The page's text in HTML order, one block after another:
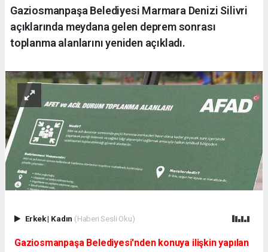
Gaziosmanpaşa Belediyesi Marmara Denizi Silivri
açıklarında meydana gelen deprem sonrası
toplanma alanlarını yeniden açıkladı.
Erkek| Kadın (Haberi Sesli Oku)
Gaziosmanpaşa Belediyesi'nden konuya ilişkin yapılan